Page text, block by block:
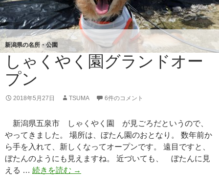
新潟県の名所・公園
しゃくやく園グランドオー
プン
2018年5月27日 TSUMA 6件のコメント
新潟県五泉市 しゃくやく園 が見ごろだというので、
やってきました。 場所は、ぼたん園のおとなり。 数年前か
ら手を入れて、新しくなってオープンです。 遠目ですと、
ぼたんのようにも見えますね。 近づいても、 ぼたんに見
える … 続きを読む し
→